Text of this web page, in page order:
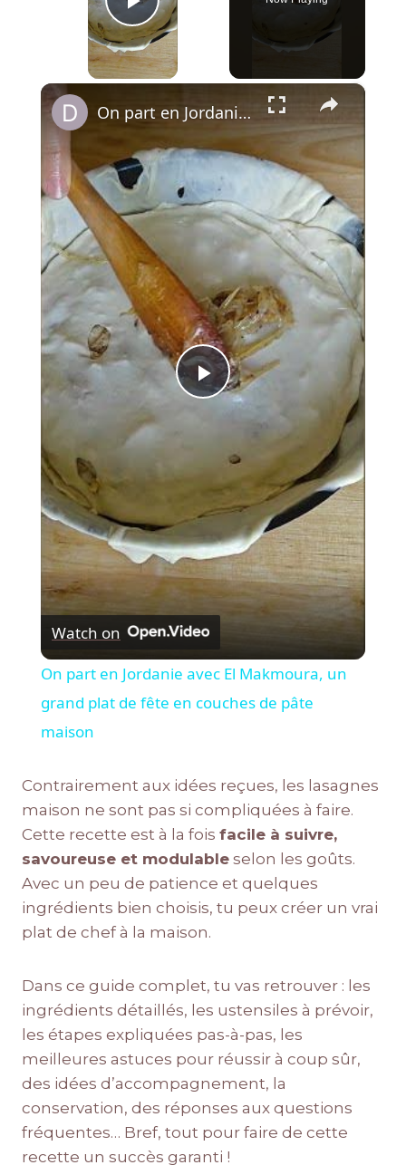
Play Video
×
Play
Video
On part en Jordanie avec El Makmoura, un grand plat de fête en couches de pâte maison
Watch on
On part en Jordanie avec El Makmoura, un
grand plat de fête en couches de pâte
maison
Contrairement aux idées reçues, les lasagnes
maison ne sont pas si compliquées à faire.
Cette recette est à la fois facile à suivre,
savoureuse et modulable selon les goûts.
Avec un peu de patience et quelques
ingrédients bien choisis, tu peux créer un vrai
plat de chef à la maison.
Dans ce guide complet, tu vas retrouver : les
ingrédients détaillés, les ustensiles à prévoir,
les étapes expliquées pas-à-pas, les
meilleures astuces pour réussir à coup sûr,
des idées d’accompagnement, la
conservation, des réponses aux questions
fréquentes… Bref, tout pour faire de cette
recette un succès garanti !